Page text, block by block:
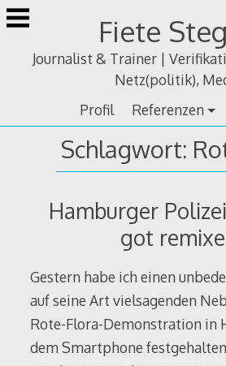
Zum
Inhalt
Fiete
Journalist & Trainer |
Netz(politik),
Profil
Referenzen
Schlagwort:
Hamburger
got
Gestern habe ich einen
auf seine Art vielsagenden
Rote-Flora-Demonstration in
dem Smartphone